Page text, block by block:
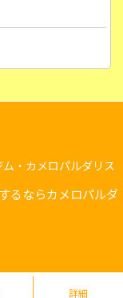
・カメロパルダリス
るならカメロパルダ
詳細